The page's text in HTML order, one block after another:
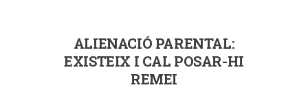
ALIENACIÓ PARENTAL:
EXISTEIX I CAL POSAR-HI
REMEI